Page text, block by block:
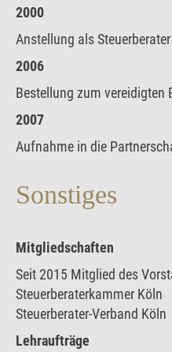
2000
Anstellung als
2006
Bestellung zum vereidigten
2007
Aufnahme in die
Sonstiges
Mitgliedschaften
Seit 2015 Mitglied des
Steuerberaterkammer Köln
Steuerberater-Verband Köln
Lehraufträge